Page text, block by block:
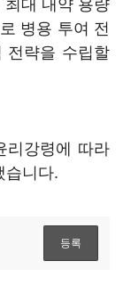
최대 내약 용량
병용 투여 전
전략을 수립할
리강령에 따라
습니다.